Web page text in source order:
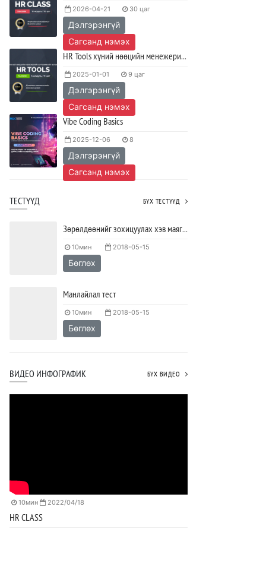
сурах вэ?
2023/04/27 SHARE
Ажил дээрээ сайн найзтай байх нь
ажлын бүтээмж нэмэгдүүлж,
тогтвортой ажиллах суурь болдог
2023/04/25 SHARE
2026-04-21 30 цаг
Дэлгэрэнгүй
Сагсанд нэмэх
HR Tools хүний нөөцийн менежерийн бүтээмж нэмэгдүүлэх хөтөлбөр
2025-01-01 9 цаг
Дэлгэрэнгүй
Сагсанд нэмэх
Vibe Coding Basics
2025-12-06 8
Дэлгэрэнгүй
Сагсанд нэмэх
ТЕСТҮҮД БҮХ ТЕСТҮҮД
Зөрөлдөөнийг зохицуулах хэв маягийг тодорхойлох тест
10мин 2018-05-15
Бөглөх
Манлайлал тест
10мин 2018-05-15
Бөглөх
ВИДЕО ИНФОГРАФИК БҮХ ВИДЕО
10мин 2022/04/18
HR CLASS